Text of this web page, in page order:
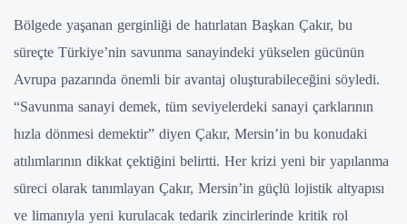
Bölgede yaşanan gerginliği de hatırlatan Başkan Çakır, bu
süreçte Türkiye’nin savunma sanayindeki yükselen gücünün
Avrupa pazarında önemli bir avantaj oluşturabileceğini söyledi.
“Savunma sanayi demek, tüm seviyelerdeki sanayi çarklarının
hızla dönmesi demektir” diyen Çakır, Mersin’in bu konudaki
atılımlarının dikkat çektiğini belirtti. Her krizi yeni bir yapılanma
süreci olarak tanımlayan Çakır, Mersin’in güçlü lojistik altyapısı
ve limanıyla yeni kurulacak tedarik zincirlerinde kritik rol